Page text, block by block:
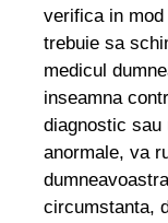
verifica in
trebuie sa
medicul
inseamna
diagnostic sau
anormale, va
circumstanta,